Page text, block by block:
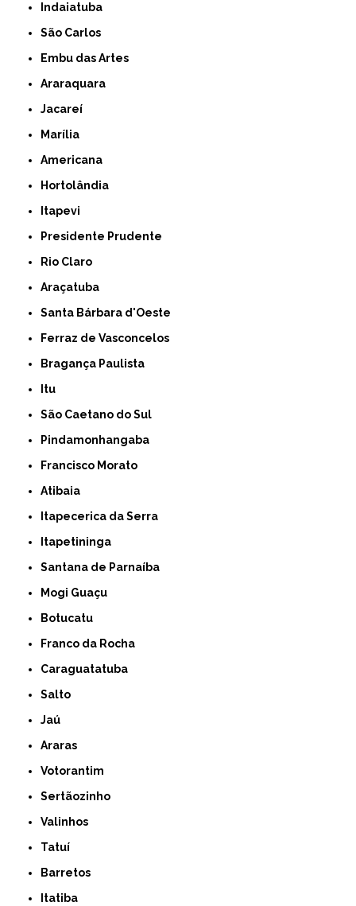
Indaiatuba
São Carlos
Embu das Artes
Araraquara
Jacareí
Marília
Americana
Hortolândia
Itapevi
Presidente Prudente
Rio Claro
Araçatuba
Santa Bárbara d'Oeste
Ferraz de Vasconcelos
Bragança Paulista
Itu
São Caetano do Sul
Pindamonhangaba
Francisco Morato
Atibaia
Itapecerica da Serra
Itapetininga
Santana de Parnaíba
Mogi Guaçu
Botucatu
Franco da Rocha
Caraguatatuba
Salto
Jaú
Araras
Votorantim
Sertãozinho
Valinhos
Tatuí
Barretos
Itatiba